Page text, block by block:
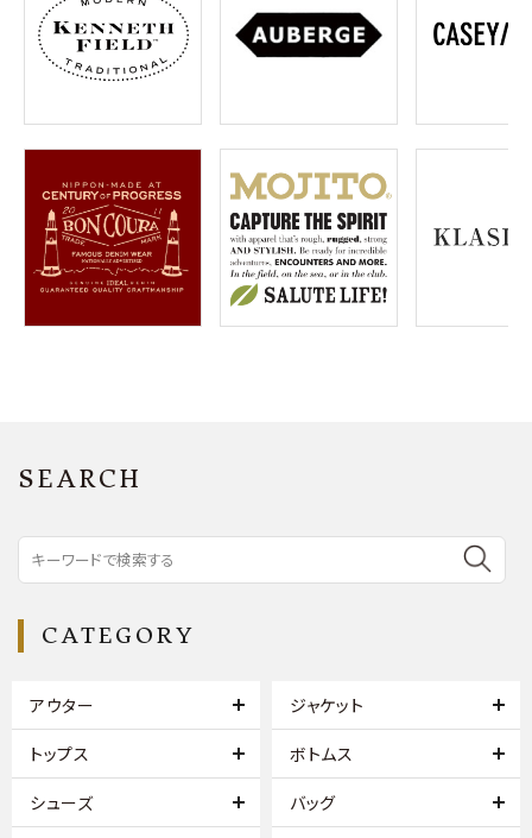
お問い合わせ
OFFICIAL WEB SITE
meeting_room ログイン 会員登録
SEARCH
CATEGORY
アウター ジャケット
トップス ボトムス
シューズ バッグ